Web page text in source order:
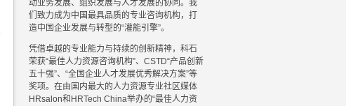
动业务发展、组织发展与人才发展的协同。我
们致力成为中国最具品质的专业咨询机构，打
造中国企业发展与转型的“灌能引擎”。
凭借卓越的专业能力与持续的创新精神，科石
荣获“最佳人力资源咨询机构”、CSTD“产品创新
五十强”、“全国企业人才发展优秀解决方案”等
奖项。在由国内最大的人力资源专业社区媒体
HRsalon和HRTech China举办的“最佳人力资